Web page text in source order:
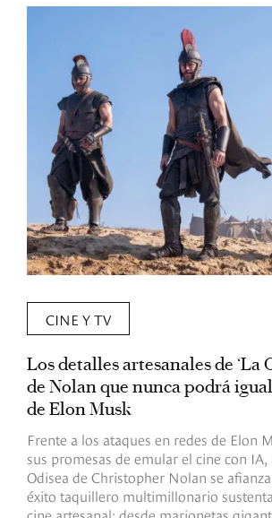
CINE Y TV
Los detalles artesanales de ‘La
de Nolan que nunca podrá
de Elon Musk
Frente a los ataques en redes de Elon
sus promesas de emular el cine con IA,
Odisea de Christopher Nolan se
éxito taquillero multimillonario
cine artesanal: desde marionetas